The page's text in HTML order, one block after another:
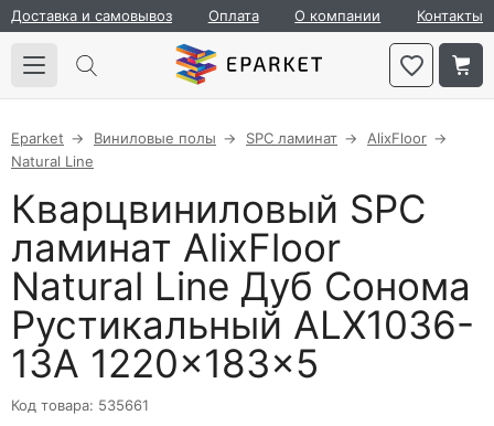
Доставка и самовывоз Оплата О компании Контакты
Eparket Виниловые полы SPC ламинат
AlixFloor
Natural Line
Кварцвиниловый SPC
ламинат AlixFloor
Natural Line Дуб Сонома
Рустикальный ALX1036-
13А 1220×183×5
Код товара: 535661